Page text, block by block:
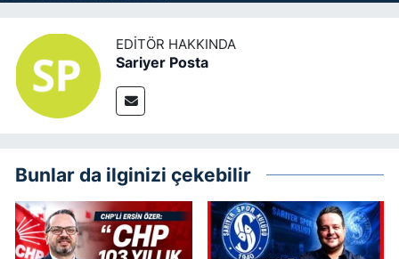
EDITÖR HAKKINDA
Sariyer Posta
Bunlar da ilginizi çekebilir